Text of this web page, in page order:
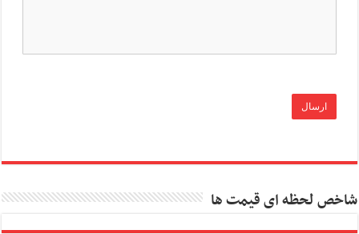
شاخص لحظه ای قیمت ها